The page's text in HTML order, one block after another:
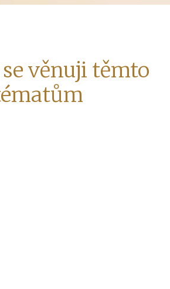
věnuji těmto